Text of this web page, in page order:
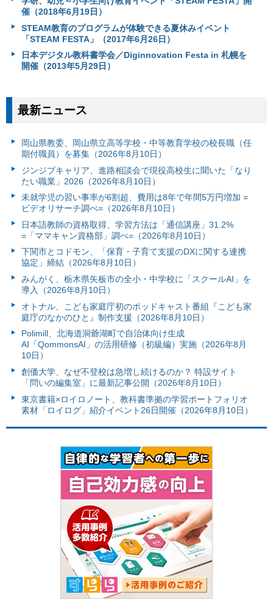
催（2018年6月19日）
STEAM教育のプログラムが体験できる夏休みイベント
「STEAM FESTA」（2017年6月26日）
日本デジタル教科書学会／Diginnovation Festa in 札幌を
開催（2013年5月29日）
最新ニュース
岡山県教委、岡山県立高等学校・中等教育学校の校長職（任
期付職員）を募集（2026年8月10日）
ジンジブキャリア、進路相談会で現役高校生に聞いた「なり
たい職業」2026（2026年8月10日）
未就学児の習い事率が6割超、費用は8年で年間5万円増加 =
ビデオリサーチ調べ=（2026年8月10日）
日本語教師の資格取得、学習方法は「通信講座」31.2%
=「ママキャン資格部」調べ=（2026年8月10日）
下関市とコドモン、「保育・子育て支援のDXに関する連携
協定」締結（2026年8月10日）
みんがく、栃木県矢板市の全小・中学校に「スクールAI」を
導入（2026年8月10日）
オトナル、こども家庭庁初のポッドキャスト番組『こども家
庭庁のなかのひと』制作支援（2026年8月10日）
Polimill、北海道洞爺湖町で自治体向け生成
AI「QommonsAI」の活用研修（初級編）実施（2026年8月
10日）
創価大学、なぜ不登校は急増し続けるのか？ 特設サイト
「問いの編集室」に最新記事公開（2026年8月10日）
東京書籍×ロイロノート、教科書準拠の学習ポートフォリオ
素材「ロイログ」紹介イベント26日開催（2026年8月10日）